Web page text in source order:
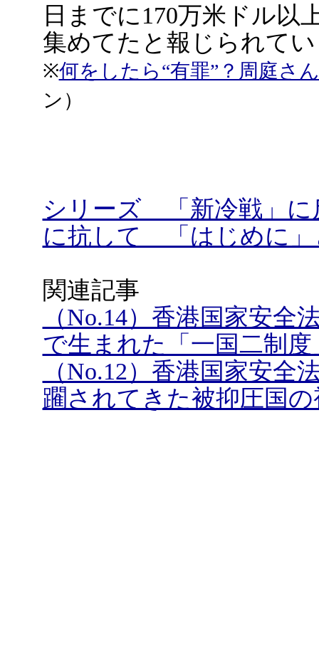
日までに170万米ドル以
集めてたと報じられて
※何をしたら“有罪”？周庭さ
ン）
シリーズ 「新冷戦」
に抗して 「はじめに」
関連記事
（No.14）香港国家安
で生まれた「一国二制
（No.12）香港国家安
躙されてきた被抑圧国